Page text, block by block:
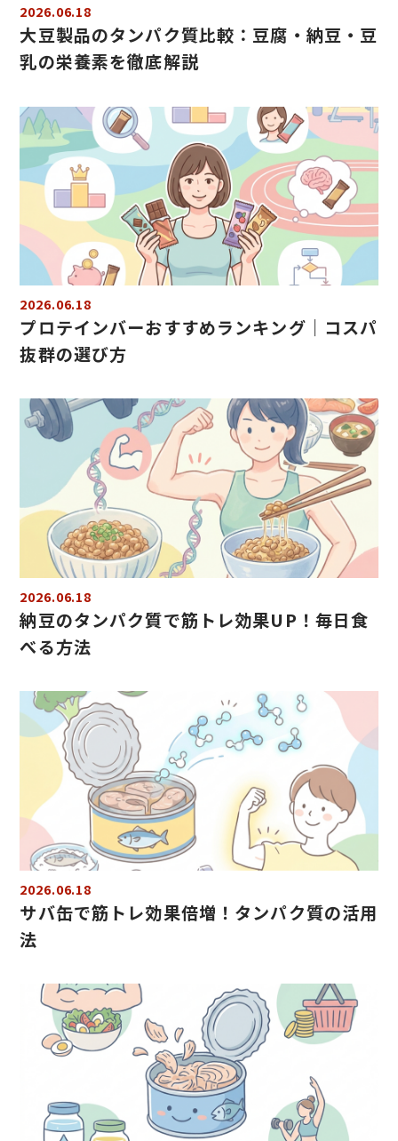
2026.06.18
大豆製品のタンパク質比較：豆腐・納豆・豆
乳の栄養素を徹底解説
2026.06.18
プロテインバーおすすめランキング｜コスパ
抜群の選び方
2026.06.18
納豆のタンパク質で筋トレ効果UP！毎日食
べる方法
2026.06.18
サバ缶で筋トレ効果倍増！タンパク質の活用
法